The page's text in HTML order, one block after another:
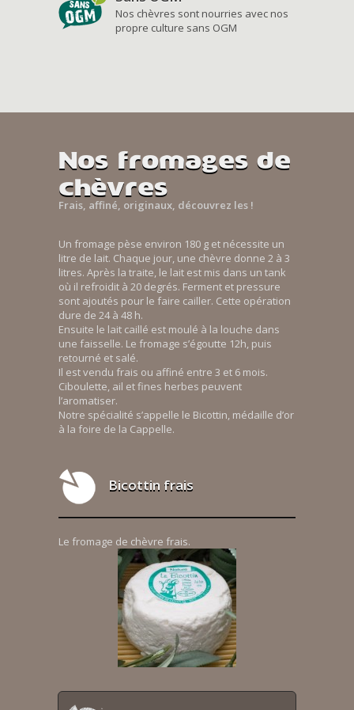
Nos chèvres sont nourries avec nos
propre culture sans OGM
Nos fromages de
chèvres
Frais, affiné, originaux, découvrez les !
Un fromage pèse environ 180 g et nécessite un
litre de lait. Chaque jour, une chèvre donne 2 à 3
litres. Après la traite, le lait est mis dans un tank
où il refroidit à 20 degrés. Ferment et pressure
sont ajoutés pour le faire cailler. Cette opération
dure de 24 à 48 h.
Ensuite le lait caillé est moulé à la louche dans
une faisselle. Le fromage s’égoutte 12h, puis
retourné et salé.
Il est vendu frais ou affiné entre 3 et 6 mois.
Ciboulette, ail et fines herbes peuvent
l’aromatiser.
Notre spécialité s’appelle le Bicottin, médaille d’or
à la foire de la Cappelle.
Bicottin frais
Le fromage de chèvre frais.